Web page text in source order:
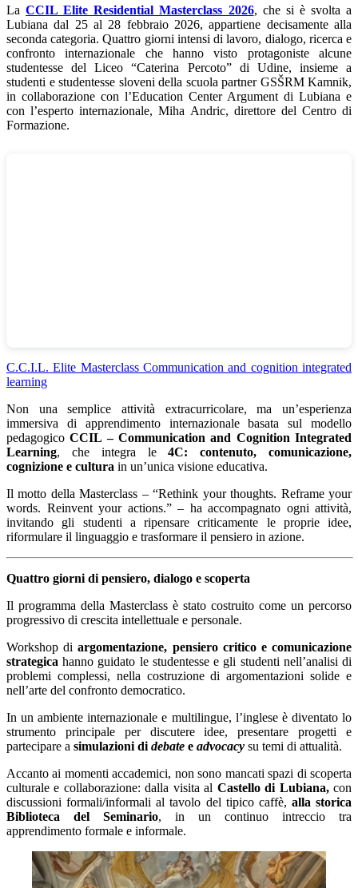
LaCCIL Elite Residential Masterclass 2026, che si è svolta a
Lubiana dal 25 al 28 febbraio 2026, appartiene decisamente alla
seconda categoria. Quattro giorni intensi di lavoro, dialogo, ricerca e
confronto internazionale che hanno visto protagoniste alcune
studentesse del Liceo “Caterina Percoto” di Udine, insieme a
studenti e studentesse sloveni della scuola partner GSŠRM Kamnik,
in collaborazione con l’Education Center Argument di Lubiana e
con l’esperto internazionale, Miha Andric, direttore del Centro di
Formazione.
C.C.I.L. Elite Masterclass Communication and cognition integrated
learning
Non una semplice attività extracurricolare, ma un’esperienza
immersiva di apprendimento internazionale basata sul modello
pedagogicoCCIL – Communication and Cognition Integrated
Learning, che integra le4C:contenuto, comunicazione,
cognizione e cultura in un’unica visione educativa.
Il motto della Masterclass – “Rethink your thoughts. Reframe your
words. Reinvent your actions.” – ha accompagnato ogni attività,
invitando gli studenti a ripensare criticamente le proprie idee,
riformulare il linguaggio e trasformare il pensiero in azione.
Quattro giorni di pensiero, dialogo e scoperta
Il programma della Masterclass è stato costruito come un percorso
progressivo di crescita intellettuale e personale.
Workshop diargomentazione, pensiero critico e comunicazione
strategica hanno guidato le studentesse e gli studenti nell’analisi di
problemi complessi, nella costruzione di argomentazioni solide e
nell’arte del confronto democratico.
In un ambiente internazionale e multilingue, l’inglese è diventato lo
strumento principale per discutere idee, presentare progetti e
partecipare a simulazioni di debate e advocacy su temi di attualità.
Accanto ai momenti accademici, non sono mancati spazi di scoperta
culturale e collaborazione: dalla visita al Castello di Lubiana,con
discussioni formali/informali al tavolo del tipico caffè, alla storica
Biblioteca del Seminario, in un continuo intreccio tra
apprendimento formale e informale.